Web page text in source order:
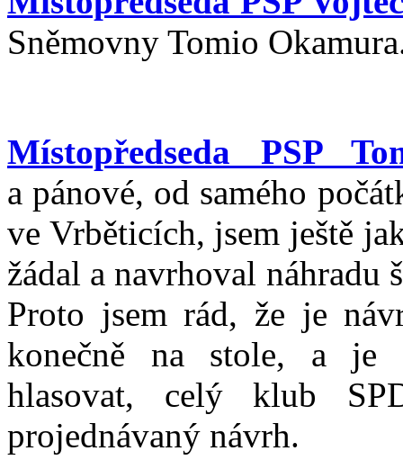
Sněmovny Tomio
Místopředseda PSP
a pánové, od samého
ve Vrběticích, jsem ještě
žádal a navrhoval náhradu
Proto jsem rád, že je
konečně na stole, a je
hlasovat, celý klub
projednávaný návrh.